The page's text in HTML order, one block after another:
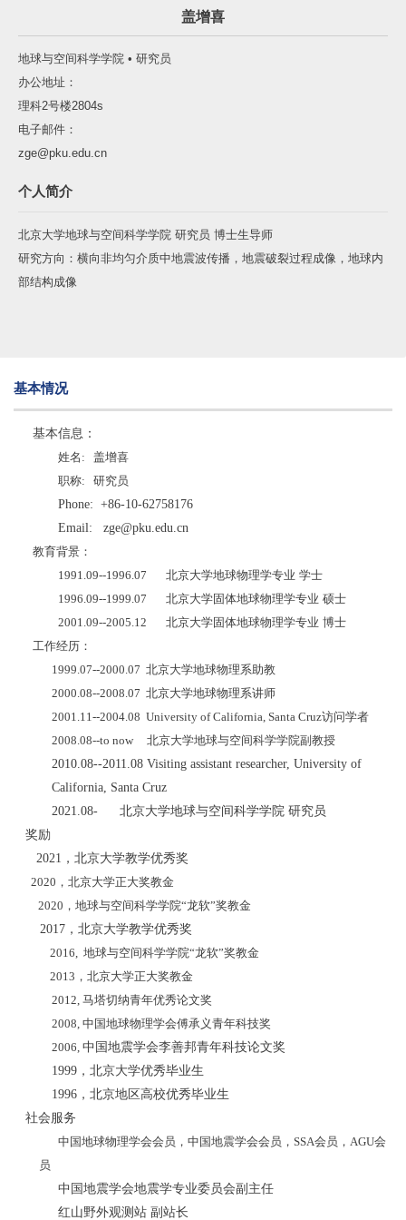
盖增喜
地球与空间科学学院 • 研究员
办公地址：
理科2号楼2804s
电子邮件：
zge@pku.edu.cn
个人简介
北京大学地球与空间科学学院 研究员 博士生导师
研究方向：横向非均匀介质中地震波传播，地震破裂过程成像，地球内
部结构成像
基本情况
基本信息：
姓名 : 盖增喜
职称: 研究员
Phone: +86-10-62758176
Email: zge@pku.edu.cn
教育背景：
1991.09--1996.07 北京大学地球物理学专业 学士
1996.09--1999.07 北京大学固体地球物理学专业 硕士
2001.09--2005.12 北京大学固体地球物理学专业 博士
工作经历：
1999.07--2000.07 北京大学地球物理系助教
2000.08--2008.07 北京大学地球物理系讲师
2001.11--2004.08 University of California, Santa Cruz访问学者
2008.08--to now 北京大学地球与空间科学学院副教授
2010.08--2011.08 Visiting assistant researcher, University of
California, Santa Cruz
2021.08- 北京大学地球与空间科学学院 研究员
奖励
2021，北京大学教学优秀奖
2020 ，北京大学正大奖教金
2020 ，地球与空间科学学院“龙软”奖教金
2017，北京大学教学优秀奖
2016, 地球与空间科学学院“龙软”奖教金
2013 ，北京大学正大奖教金
2012, 马塔切纳青年优秀论文奖
2008, 中国地球物理学会傅承义青年科技奖
2006, 中国地震学会李善邦青年科技论文奖
1999，北京大学优秀毕业生
1996，北京地区高校优秀毕业生
社会服务
中国地球物理学会会员，中国地震学会会员， SSA会员， AGU会
员
中国地震学会地震学专业委员会副主任
红山野外观测站 副站长